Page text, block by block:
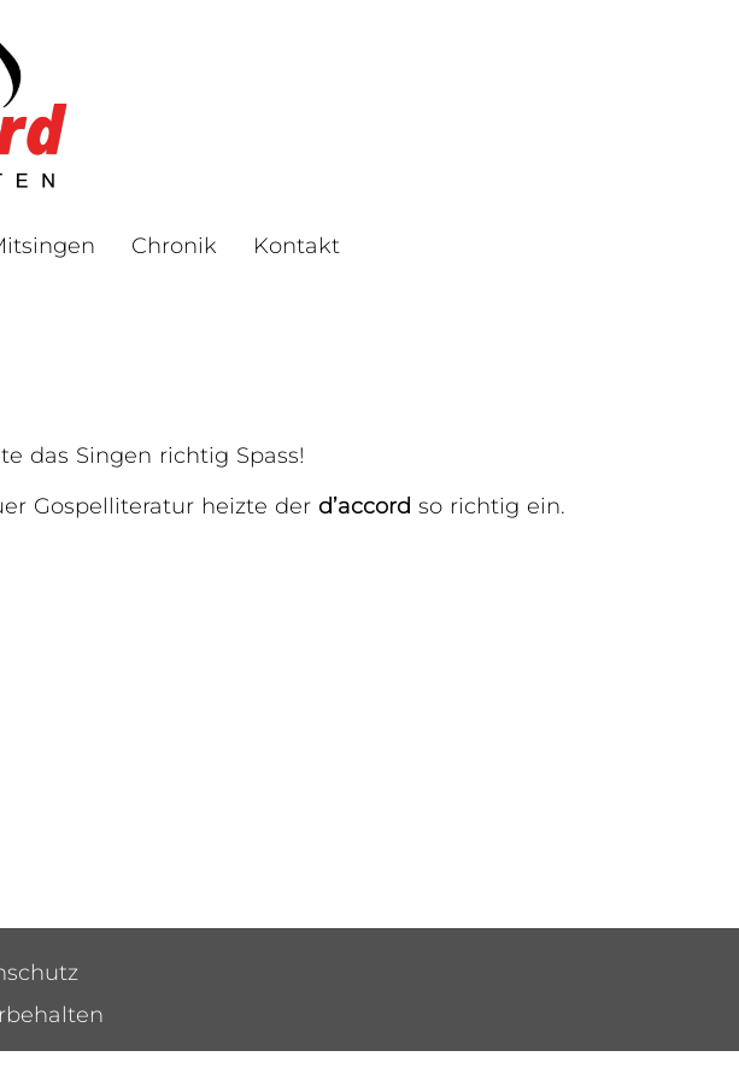
Chronik Kontakt
das Singen richtig Spass!
Gospelliteratur heizte der d’accord so richtig ein.